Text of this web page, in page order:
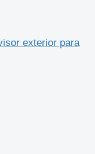
exterior para